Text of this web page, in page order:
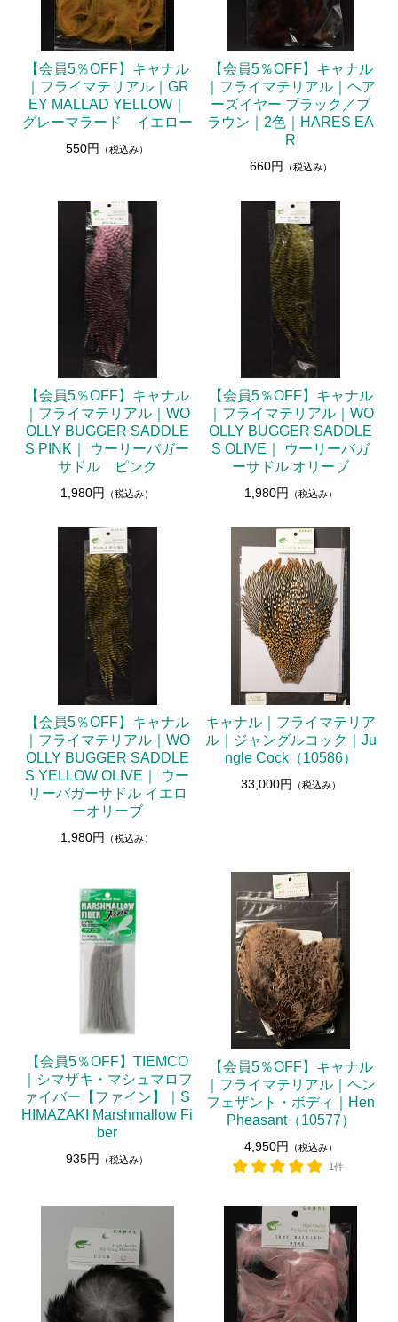
【会員5％OFF】キャナル
｜フライマテリアル｜GR
EY MALLAD YELLOW｜
グレーマラード イエロー
550円 （税込み）
【会員5％OFF】キャナル
｜フライマテリアル｜ヘア
ーズイヤー ブラック／ブ
ラウン｜2色｜HARES EA
R
660円 （税込み）
【会員5％OFF】キャナル
｜フライマテリアル｜WO
OLLY BUGGER SADDLE
S PINK｜ ウーリーバガー
サドル ピンク
1,980円 （税込み）
【会員5％OFF】キャナル
｜フライマテリアル｜WO
OLLY BUGGER SADDLE
S OLIVE｜ ウーリーバガ
ーサドル オリーブ
1,980円 （税込み）
【会員5％OFF】キャナル
｜フライマテリアル｜WO
OLLY BUGGER SADDLE
S YELLOW OLIVE｜ ウー
リーバガーサドル イエロ
ーオリーブ
1,980円 （税込み）
キャナル｜フライマテリア
ル｜ジャングルコック｜Ju
ngle Cock（10586）
33,000円 （税込み）
【会員5％OFF】TIEMCO
｜シマザキ・マシュマロフ
ァイバー【ファイン】｜S
HIMAZAKI Marshmallow Fi
ber
935円 （税込み）
【会員5％OFF】キャナル
｜フライマテリアル｜ヘン
フェザント・ボディ｜Hen
Pheasant（10577）
4,950円
（税込み）
1件